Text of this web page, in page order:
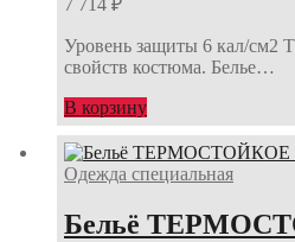
Уровень защиты 6 кал/см2
свойств костюма. Белье…
В корзину
Одежда специальная
Бельё